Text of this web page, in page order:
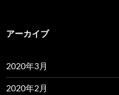
アーカイブ
2020年3月
2020年2月